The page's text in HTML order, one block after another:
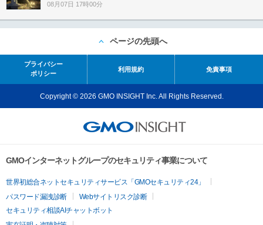
08月07日 17時00分
ページの先頭へ
プライバシー
ポリシー
利用規約 免責事項
Copyright © 2026 GMO INSIGHT Inc. All Rights Reserved.
GMOインターネットグループのセキュリティ事業について
世界初総合ネットセキュリティサービス「GMOセキュリティ24」
パスワード漏洩診断
Webサイトリスク診断
セキュリティ相談AIチャットボット